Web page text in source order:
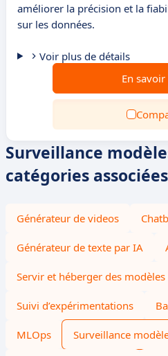
améliorer la précision et la
sur les données.
Voir plus de détails
En
Surveillance
catégories associées
Générateur de videos
Générateur de texte par IA
Servir et héberger des modèles
Suivi d’expérimentations
MLOps Surveillance